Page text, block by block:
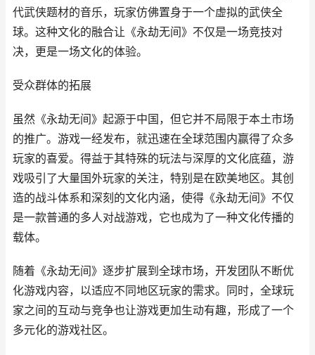
代武侠题材的音乐，玩家仿佛置身于一个虚拟的武侠全
球。这种文化的融合让《永劫无间》不仅是一场竞技对
决，更是一场文化的体验。
受众群体的拓展
虽然《永劫无间》起源于中国，但它并不局限于本土市场
的推广。游戏一经发布，就迅速在全球范围内赢得了众多
玩家的喜爱。得益于其特殊的玩法与深厚的文化底蕴，游
戏吸引了大量国外玩家的关注，特别是在欧美地区。其创
造的战斗体系和深刻的文化内涵，使得《永劫无间》不仅
是一款普通的多人对战游戏，它也成为了一种文化传播的
载体。
随着《永劫无间》逐步扩展到全球市场，开发团队不断优
化游戏内容，以适应不同地区玩家的需求。同时，全球玩
家之间的互动与竞争也让游戏更加生动有趣，形成了一个
多元化的游戏社区。